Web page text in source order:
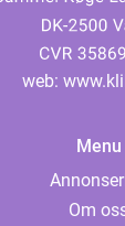
web:
Menu
Om